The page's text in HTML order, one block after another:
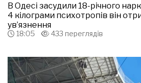
В Одесі засудили 18-річного
4 кілограми психотропів він
ув’язнення
18:05 433 переглядів